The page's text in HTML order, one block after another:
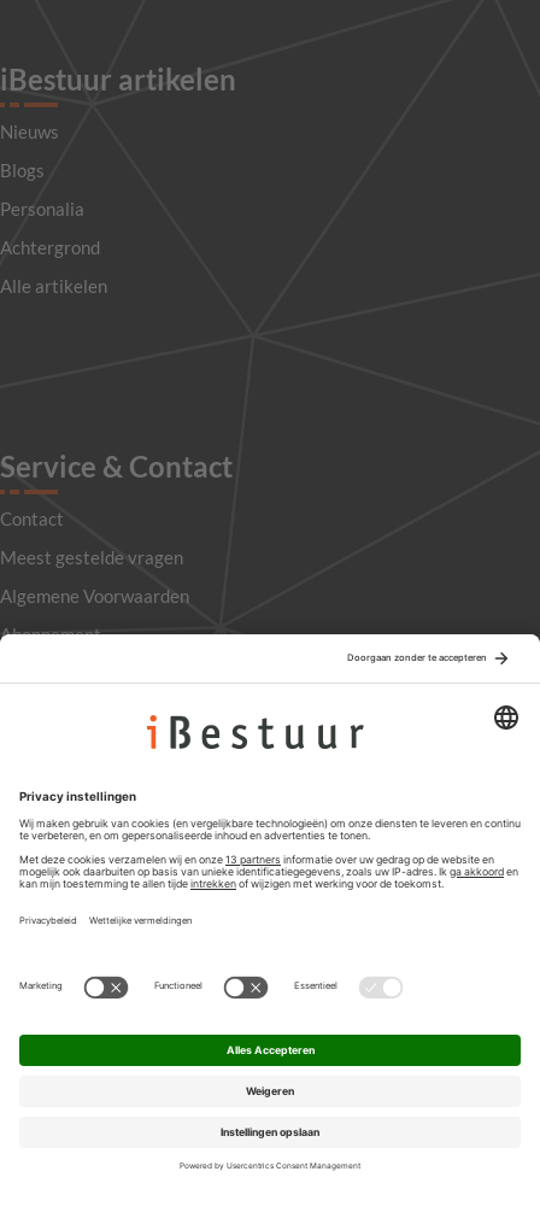
iBestuur artikelen
Nieuws
Blogs
Personalia
Achtergrond
Alle artikelen
Service & Contact
Contact
Meest gestelde vragen
Algemene Voorwaarden
Abonnement
Privacyinstellingen